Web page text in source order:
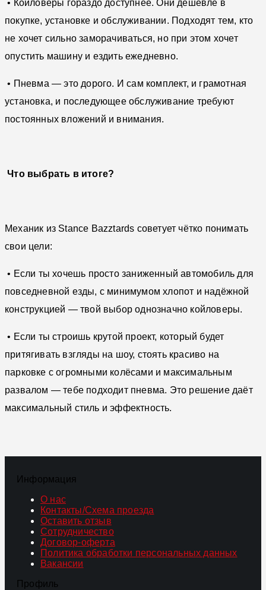
• Койловеры гораздо доступнее. Они дешевле в
покупке, установке и обслуживании. Подходят тем, кто
не хочет сильно заморачиваться, но при этом хочет
опустить машину и ездить ежедневно.
• Пневма — это дорого. И сам комплект, и грамотная
установка, и последующее обслуживание требуют
постоянных вложений и внимания.
Что выбрать в итоге?
Механик из Stance Bazztards советует чётко понимать
свои цели:
• Если ты хочешь просто заниженный автомобиль для
повседневной езды, с минимумом хлопот и надёжной
конструкцией — твой выбор однозначно койловеры.
• Если ты строишь крутой проект, который будет
притягивать взгляды на шоу, стоять красиво на
парковке с огромными колёсами и максимальным
развалом — тебе подходит пневма. Это решение даёт
максимальный стиль и эффектность.
Информация
О нас
Контакты/Схема проезда
Оставить отзыв
Сотрудничество
Договор-оферта
Политика обработки персональных данных
Вакансии
Профиль